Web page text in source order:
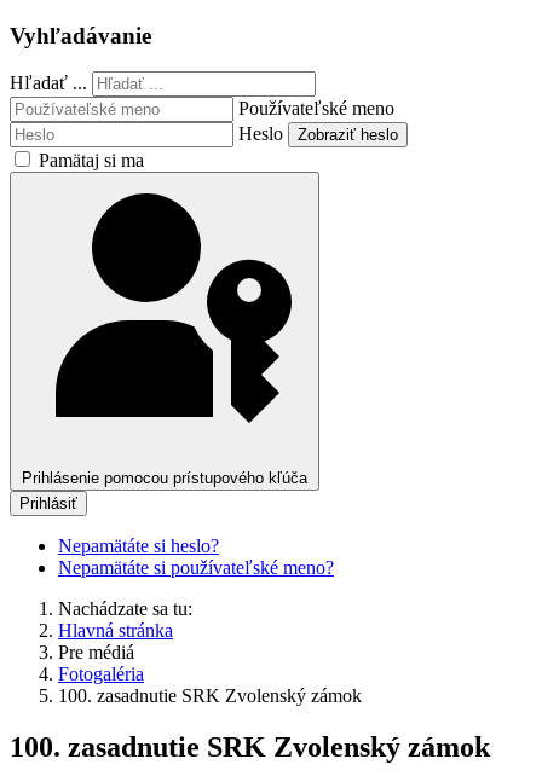
Vyhľadávanie
Hľadať ...
Používateľské meno
Heslo
Zobraziť heslo
Pamätaj si ma
Prihlásenie pomocou prístupového kľúča
Prihlásiť
Nepamätáte si heslo?
Nepamätáte si používateľské meno?
Nachádzate sa tu:
Hlavná stránka
Pre médiá
Fotogaléria
100. zasadnutie SRK Zvolenský zámok
100. zasadnutie SRK Zvolenský zámok